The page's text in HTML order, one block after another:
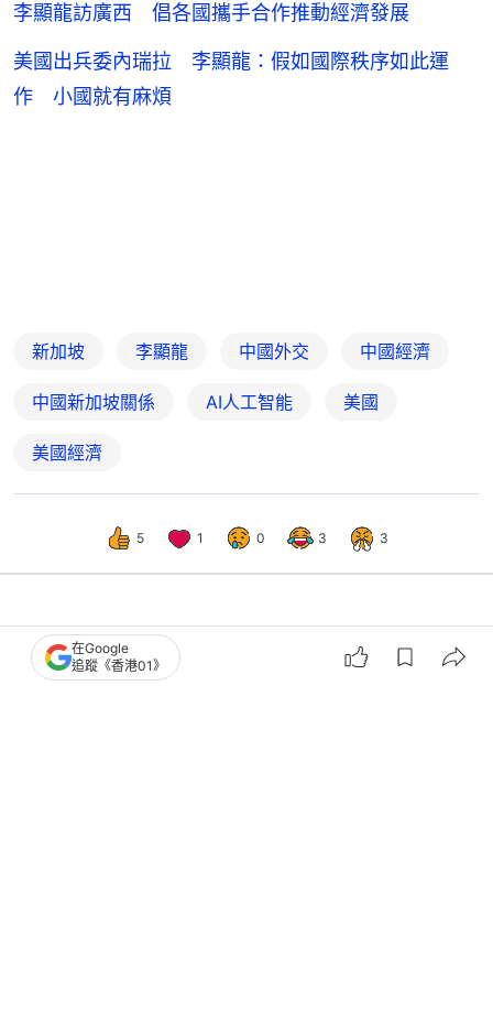
李顯龍訪廣西 倡各國攜手合作推動經濟發展
美國出兵委內瑞拉 李顯龍：假如國際秩序如此運
作 小國就有麻煩
新加坡 李顯龍 中國外交 中國經濟
中國新加坡關係 AI人工智能 美國
美國經濟
5 1 0 3 3
國際 即時國際
李顯龍訪廣西 倡各國攜手合作推動經
在Google
追蹤《香港01》